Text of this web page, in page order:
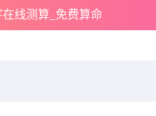
线测算_免费算命